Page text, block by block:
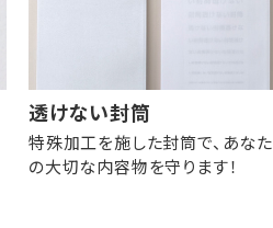
透けない封筒
特殊加工を施した封筒で、あなた
の大切な内容物を守ります！